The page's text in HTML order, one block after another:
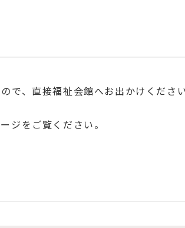
で、直接福祉会館へお出かけください
ジをご覧ください。